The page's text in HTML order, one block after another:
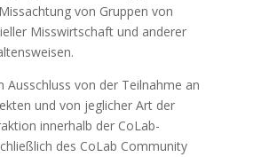
von Gruppen von
Misswirtschaft und anderer
Ausschluss von der Teilnahme an
und von jeglicher Art der
innerhalb der CoLab-
des CoLab Community